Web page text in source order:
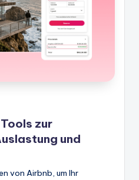
zur
und
von Airbnb, um Ihr